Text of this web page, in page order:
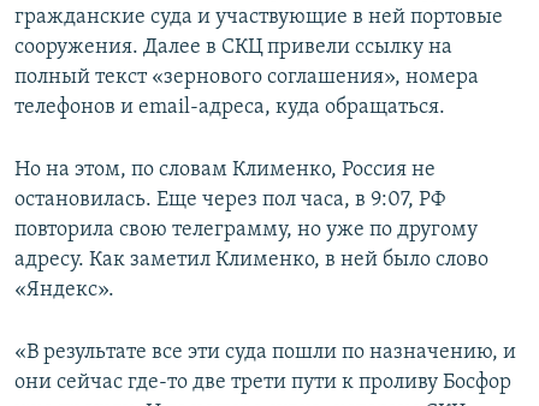
гражданские суда и участвующие в ней портовые
сооружения. Далее в СКЦ привели ссылку на
полный текст «зернового соглашения», номера
телефонов и email-адреса, куда обращаться.
Но на этом, по словам Клименко, Россия не
остановилась. Еще через пол часа, в 9:07, РФ
повторила свою телеграмму, но уже по другому
адресу. Как заметил Клименко, в ней было слово
«Яндекс».
«В результате все эти суда пошли по назначению, и
они сейчас где-то две трети пути к проливу Босфор